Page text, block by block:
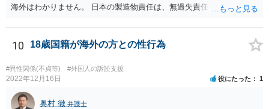
海外はわかりません。 日本の製造物責任は、無過失責任です。ですの
10 18歳国籍が海外の方との性行為
#異性関係(不貞等) #外国人の訴訟支援
2022年12月16日 役にたった 1
奥村 徹 弁護士